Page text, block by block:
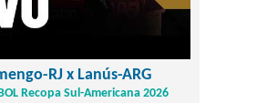
RJ x Lanús-ARG
Recopa Sul-Americana 2026